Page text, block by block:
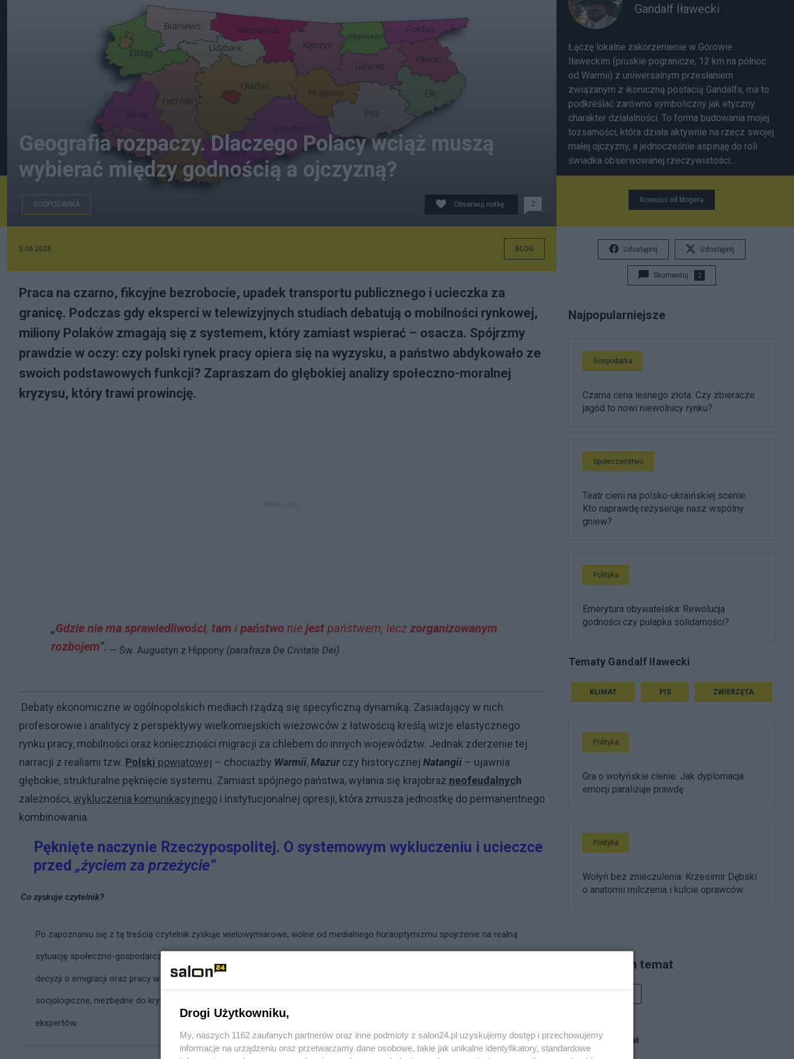
Geografia rozpaczy. Dlaczego Polacy wciąż muszą
wybierać między godnością a ojczyzną?
GOSPODARKA Obserwuj notkę 2
5.06.2026 BLOG
Praca na czarno, fikcyjne bezrobocie, upadek transportu publicznego i ucieczka za
granicę. Podczas gdy eksperci w telewizyjnych studiach debatują o mobilności rynkowej,
miliony Polaków zmagają się z systemem, który zamiast wspierać – osacza. Spójrzmy
prawdzie w oczy: czy polski rynek pracy opiera się na wyzysku, a państwo abdykowało ze
swoich podstawowych funkcji? Zapraszam do głębokiej analizy społeczno-moralnej
kryzysu, który trawi prowincję.
„Gdzie nie ma sprawiedliwości, tam i państwo nie jest państwem, lecz zorganizowanym
rozbojem”. — Św. Augustyn z Hippony (parafraza De Civitate Dei)
Debaty ekonomiczne w ogólnopolskich mediach rządzą się specyficzną dynamiką. Zasiadający w nich
profesorowie i analitycy z perspektywy wielkomiejskich wieżowców z łatwością kreślą wizje elastycznego
rynku pracy, mobilności oraz konieczności migracji za chlebem do innych województw. Jednak zderzenie tej
narracji z realiami tzw. Polski powiatowej – chociażby Warmii,Mazurczy historycznej Natangii – ujawnia
głębokie, strukturalne pęknięcie systemu. Zamiast spójnego państwa, wyłania się krajobraz neofeudalnych
zależności,wykluczenia komunikacyjnego i instytucjonalnej opresji, która zmusza jednostkę do permanentnego
kombinowania.
Pęknięte naczynie Rzeczypospolitej. O systemowym wykluczeniu i ucieczce
przed „życiem za przeżycie”
Co zyskuje czytelnik?
Po zapoznaniu się z tą treścią czytelnik zyskuje wielowymiarowe, wolne od medialnego huraoptymizmu spojrzenie na realną
sytuację społeczno-gospodarczą polskiej prowincji. Artykuł pozwala zrozumieć psychologiczne i strukturalne motywacje ludzkich
decyzji o emigracji oraz pracy w szarej strefie. Ponadto wyposaża odbiorcę w mocne argumenty moralne
socjologiczne, niezbędne do krytycznej oceny obietnic politycznych oraz uproszczonych recept serwowanych przez telewizyjnych
ekspertów.
Gandalf Iławecki
Łączę lokalne zakorzenienie w Górowie
Iławeckim (pruskie pogranicze, 12 km na północ
od Warmii) z uniwersalnym przesłaniem
związanym z ikoniczną postacią Gandalfa, ma to
podkreślać zarówno symboliczny jak etyczny
charakter działalności. To forma budowania mojej
tożsamości, która działa aktywnie na rzecz swojej
małej ojczyzny, a jednocześnie aspiruję do roli
świadka obserwowanej rzeczywistości...
Nowości od blogera
Udostępnij Udostępnij
Skomentuj 2
Najpopularniejsze
Gospodarka
Czarna cena leśnego złota. Czy zbieracze
jagód to nowi niewolnicy rynku?
Społeczeństwo
Teatr cieni na polsko-ukraińskiej scenie.
Kto naprawdę reżyseruje nasz wspólny
gniew?
Polityka
Emerytura obywatelska: Rewolucja
godności czy pułapka solidarności?
Tematy Gandalf Iławecki
KLIMAT PIS ZWIERZĘTA
Polityka
Gra o wołyńskie cienie. Jak dyplomacja
emocji paraliżuje prawdę
Polityka
Wołyń bez znieczulenia: Krzesimir Dębski
o anatomii milczenia i kulcie oprawców.
Piszą na ten temat
Blogi na ten temat
Drogi Użytkowniku,
My, naszych 1162 zaufanych partnerów oraz inne podmioty z salon24.pl uzyskujemy dostęp i przechowujemy
informacje na urządzeniu oraz przetwarzamy dane osobowe, takie jak unikalne identyfikatory, standardowe